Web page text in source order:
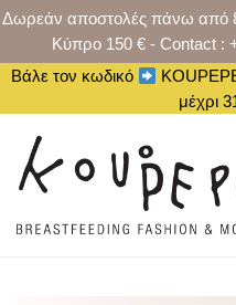
Δωρεάν αποστολές πάνω από
Κύπρο 150 € - Contact :
Βάλε τον κωδικό
μέχρι